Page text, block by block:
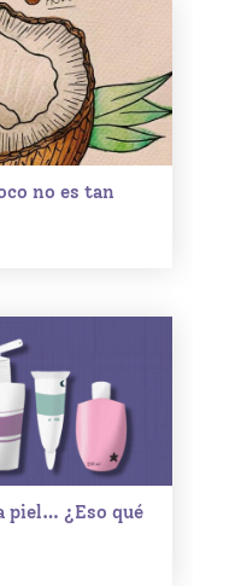
no es tan
piel… ¿Eso qué